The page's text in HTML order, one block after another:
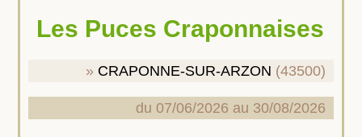
Les Puces Craponnaises
CRAPONNE-SUR-ARZON (43500)
du 07/06/2026 au 30/08/2026